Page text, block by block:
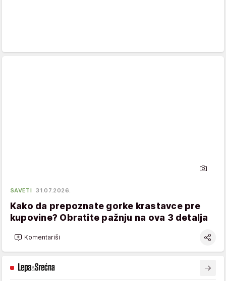
SAVETI 31.07.2026.
Kako da prepoznate gorke krastavce pre
kupovine? Obratite pažnju na ova 3 detalja
Komentariši